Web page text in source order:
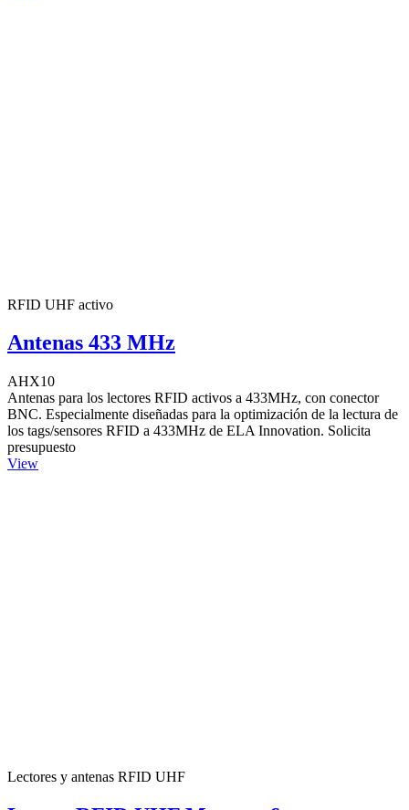
RFID UHF activo
Antenas 433 MHz
AHX10
Antenas para los lectores RFID activos a 433MHz, con conector
BNC. Especialmente diseñadas para la optimización de la lectura de
los tags/sensores RFID a 433MHz de ELA Innovation. Solicita
presupuesto
View
Lectores y antenas RFID UHF